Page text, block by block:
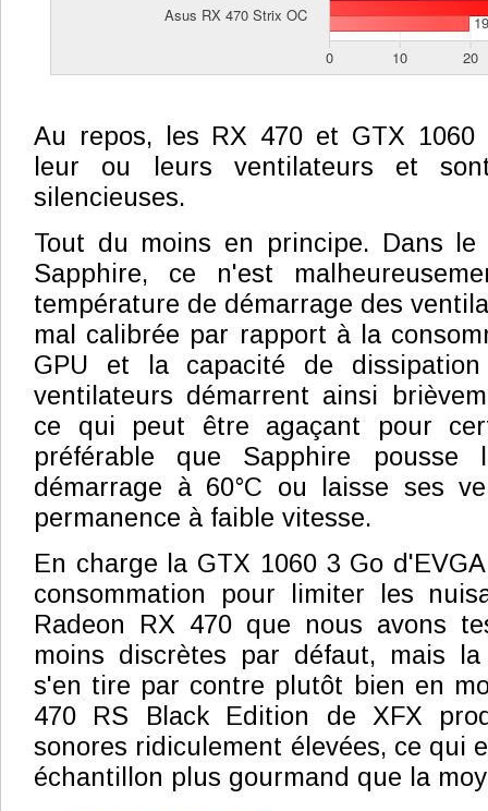
Au repos, les RX 470 et GTX 1060
leur ou leurs ventilateurs et
silencieuses.
Tout du moins en principe. Dans
Sapphire, ce n'est
température de démarrage des
mal calibrée par rapport à la
GPU et la capacité de
ventilateurs démarrent ainsi
ce qui peut être agaçant pour
préférable que Sapphire pousse
démarrage à 60°C ou laisse ses
permanence à faible vitesse.
En charge la GTX 1060 3 Go
consommation pour limiter les
Radeon RX 470 que nous avons
moins discrètes par défaut, mais
s'en tire par contre plutôt bien en
470 RS Black Edition de XFX
sonores ridiculement élevées, ce qui
échantillon plus gourmand que la